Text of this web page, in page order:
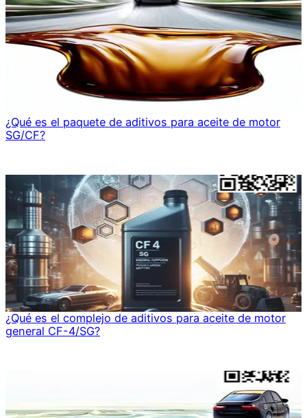
¿Qué es el paquete de aditivos para aceite de motor
SG/CF?
¿Qué es el complejo de aditivos para aceite de motor
general CF-4/SG?